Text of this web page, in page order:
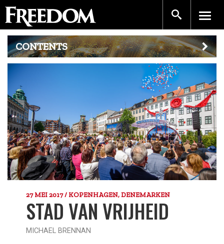
CONTENTS
27 MEI 2017 / KOPENHAGEN, DENEMARKEN
STAD VAN VRIJHEID
MICHAEL BRENNAN